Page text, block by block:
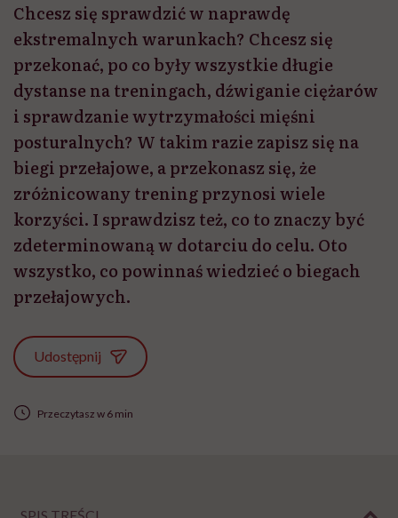
Chcesz się sprawdzić w naprawdę
ekstremalnych warunkach? Chcesz się
przekonać, po co były wszystkie długie
dystanse na treningach, dźwiganie ciężarów
i sprawdzanie wytrzymałości mięśni
posturalnych? W takim razie zapisz się na
biegi przełajowe, a przekonasz się, że
zróżnicowany trening przynosi wiele
korzyści. I sprawdzisz też, co to znaczy być
zdeterminowaną w dotarciu do celu. Oto
wszystko, co powinnaś wiedzieć o biegach
przełajowych.
Udostępnij
Przeczytasz w 6 min